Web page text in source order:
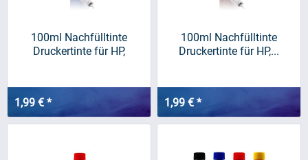
100ml Nachfülltinte
Druckertinte für HP,
1,99 € *
100ml Nachfülltinte
Druckertinte für HP,...
1,99 € *